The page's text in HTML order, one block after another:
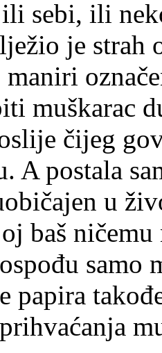
ili sebi, ili
je strah
muškarac
čijeg
A postala
u
baš
samo
papira